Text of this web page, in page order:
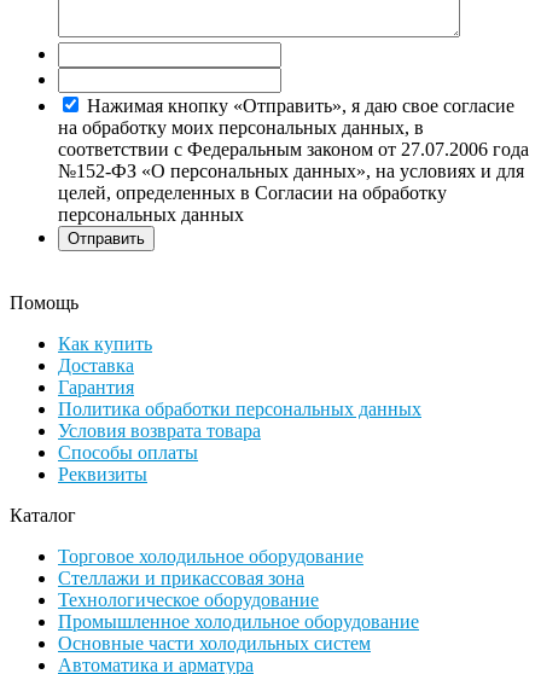
Нажимая кнопку «Отправить», я даю свое согласие
на обработку моих персональных данных, в
соответствии с Федеральным законом от 27.07.2006 года
№152-ФЗ «О персональных данных», на условиях и для
целей, определенных в Согласии на обработку
персональных данных
Помощь
Как купить
Доставка
Гарантия
Политика обработки персональных данных
Условия возврата товара
Способы оплаты
Реквизиты
Каталог
Торговое холодильное оборудование
Стеллажи и прикассовая зона
Технологическое оборудование
Промышленное холодильное оборудование
Основные части холодильных систем
Автоматика и арматура